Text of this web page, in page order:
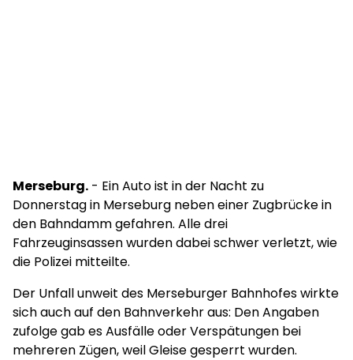
Merseburg. - Ein Auto ist in der Nacht zu
Donnerstag in Merseburg neben einer Zugbrücke in
den Bahndamm gefahren. Alle drei
Fahrzeuginsassen wurden dabei schwer verletzt, wie
die Polizei mitteilte.
Der Unfall unweit des Merseburger Bahnhofes wirkte
sich auch auf den Bahnverkehr aus: Den Angaben
zufolge gab es Ausfälle oder Verspätungen bei
mehreren Zügen, weil Gleise gesperrt wurden.